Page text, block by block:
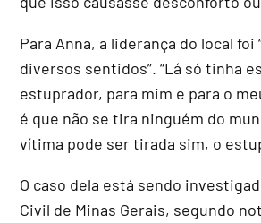
Para Anna, a liderança do local foi
diversos sentidos”.“Lá só tinha
estuprador, para mim e para o
é que não se tira ninguém do
vítima pode ser tirada sim, o
O caso dela está sendo
Civil de Minas Gerais, segundo